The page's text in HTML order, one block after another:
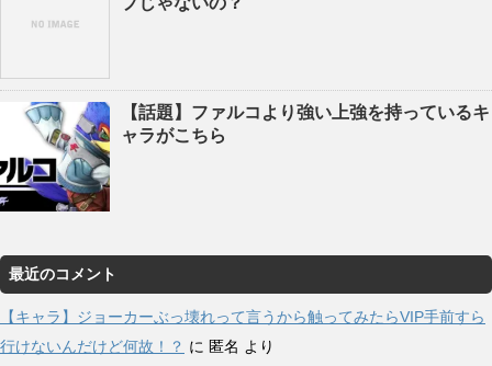
【話題】ファルコより強い上強を持っているキ
ャラがこちら
最近のコメント
【キャラ】ジョーカーぶっ壊れって言うから触ってみたらVIP手前すら
行けないんだけど何故！？ に 匿名 より